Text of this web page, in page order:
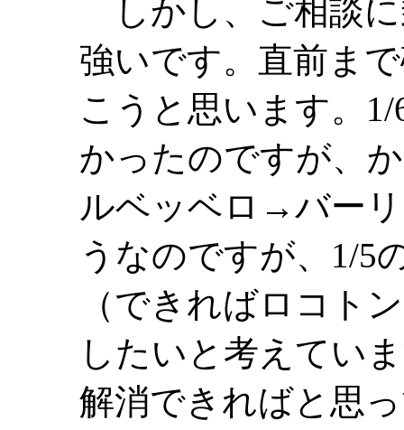
しかし、ご相談
強いです。直前ま
こうと思います。
かったのですが、
ルベッベロ→バー
うなのですが、1/5
（できればロコト
したいと考えてい
解消できればと思